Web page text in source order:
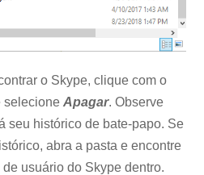
o Skype, clique com o
selecioneApagar. Observe
seu histórico de bate-papo. Se
abra a pasta e encontre
usuário do Skype dentro.